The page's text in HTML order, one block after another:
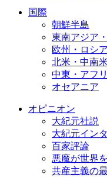
国際
朝鮮半島
東南アジア
欧州・ロシア
北米・中南
中東・アフ
オセアニア
オピニオン
大紀元社説
大紀元イン
百家評論
悪魔が世界
共産主義の